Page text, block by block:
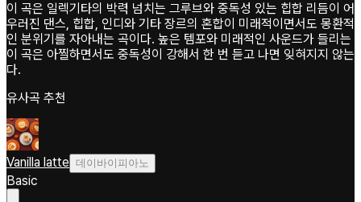
이 곡은 일렉기타의 박력 넘치는 그루브와 중독성 있는 힙합 리듬이 어
우러진 댄스, 힙합, 인디와 기타 장르의 혼합이 미래적이면서도 몽환적
인 분위기를 자아내는 곡이다. 높은 템포와 미래적인 사운드가 들리는
이 곡은 아찔하면서도 중독성이 강해서 한 번 듣고 나면 잊혀지지 않는
다.
유사곡 추천
Vanilla latte 데이바이피아노
Basic